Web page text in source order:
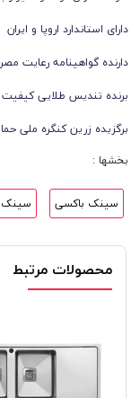
دارای استاندارد اروپا و ایران
دارنده گواهینامه رعایت
برنده تندیس طلایی
برگزیده زرین کنگره ملی
بخشها :
سینک باکسی سینک
محصولات مرتبط